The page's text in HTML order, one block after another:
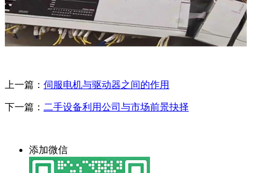
上一篇： 伺服电机与驱动器之间的作用
下一篇： 二手设备利用公司与市场前景抉择
添加微信